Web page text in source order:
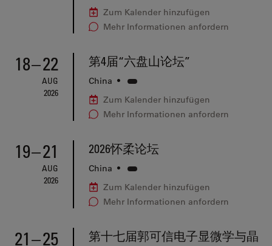
Zum Kalender hinzufügen
Mehr Informationen anfordern
18–22
AUG
2026
第4届“六盘山论坛”
China •
Zum Kalender hinzufügen
Mehr Informationen anfordern
19–21
AUG
2026
2026怀柔论坛
China •
Zum Kalender hinzufügen
Mehr Informationen anfordern
21–25
第十七届郭可信电子显微学与晶